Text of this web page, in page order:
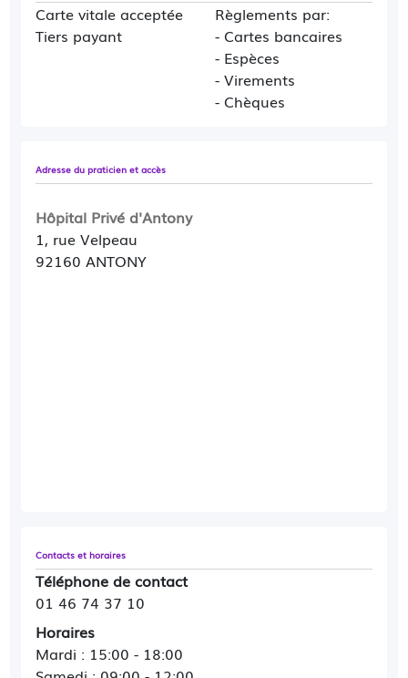
Carte vitale acceptée
Tiers payant
Règlements par:
- Cartes bancaires
- Espèces
- Virements
- Chèques
Adresse du praticien et accès
Hôpital Privé d'Antony
1, rue Velpeau
92160 ANTONY
Contacts et horaires
Téléphone de contact
01 46 74 37 10
Horaires
Mardi : 15:00 - 18:00